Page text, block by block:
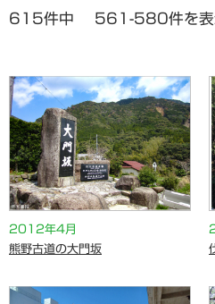
615件中 561-580件を表
2012年4月
熊野古道の大門坂